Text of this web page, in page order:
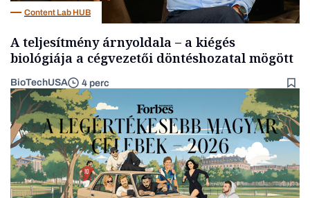
Content Lab HUB
A teljesítmény árnyoldala – a kiégés
biológiája a cégvezetői döntéshozatal mögött
BioTechUSA 4 perc